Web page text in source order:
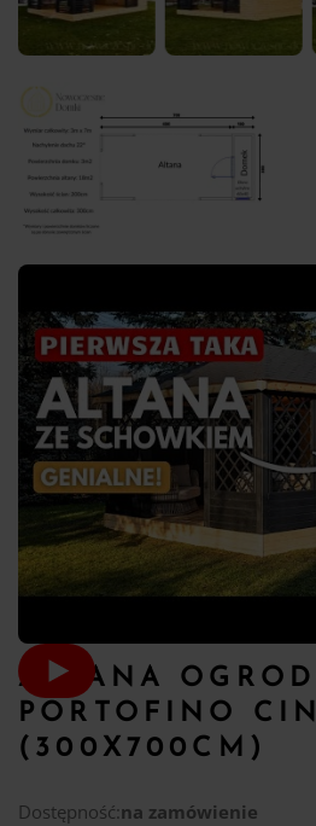
ALTANA
PORTOFINO
(300X700CM)
Dostępność:na zamówienie